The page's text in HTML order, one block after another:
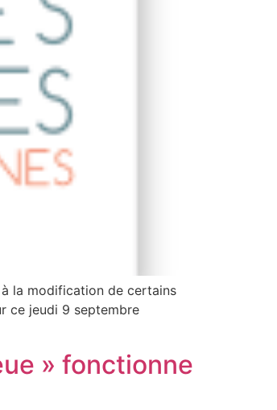
la modification de certains
ce jeudi 9 septembre
» fonctionne